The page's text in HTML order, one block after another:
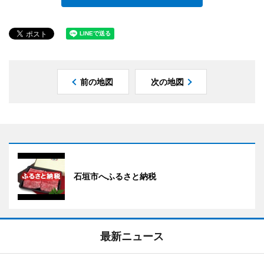
前の地図 次の地図
石垣市へふるさと納税
最新ニュース